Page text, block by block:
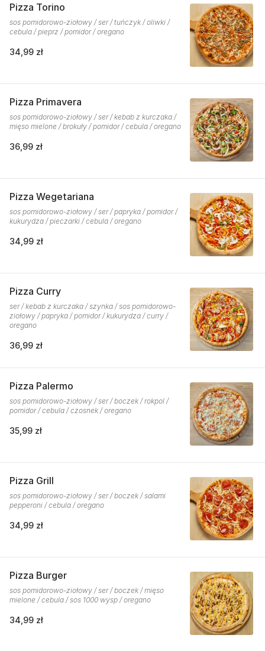
Pizza Torino
sos pomidorowo-ziołowy / ser / tuńczyk / oliwki /
cebula / pieprz / pomidor / oregano
34,99 zł
Pizza Primavera
sos pomidorowo-ziołowy / ser / kebab z kurczaka /
mięso mielone / brokuły / pomidor / cebula / oregano
36,99 zł
Pizza Wegetariana
sos pomidorowo-ziołowy / ser / papryka / pomidor /
kukurydza / pieczarki / cebula / oregano
34,99 zł
Pizza Curry
ser / kebab z kurczaka / szynka / sos pomidorowo-
ziołowy / papryka / pomidor / kukurydza / curry /
oregano
36,99 zł
Pizza Palermo
sos pomidorowo-ziołowy / ser / boczek / rokpol /
pomidor / cebula / czosnek / oregano
35,99 zł
Pizza Grill
sos pomidorowo-ziołowy / ser / boczek / salami
pepperoni / cebula / oregano
34,99 zł
Pizza Burger
sos pomidorowo-ziołowy / ser / boczek / mięso
mielone / cebula / sos 1000 wysp / oregano
34,99 zł